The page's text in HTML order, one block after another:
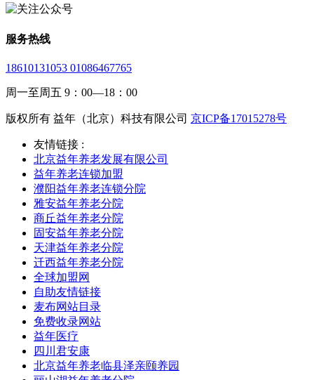
服务热线
18610131053 01086467765
周一至周五 9：00—18：00
版权所有 益年（北京）科技有限公司 京ICP备17015278号
友情链接 :
北京益年养老发展有限公司
益年养老连锁加盟
濮阳益年养老连锁分院
雅安益年养老分院
商丘益年养老分院
固安益年养老分院
天津益年养老分院
迁西益年养老分院
全球加盟网
自助友情链接
麦布网站目录
免费收录网站
益年医疗
四川君安康
北京益年养老临县泽亲颐养园